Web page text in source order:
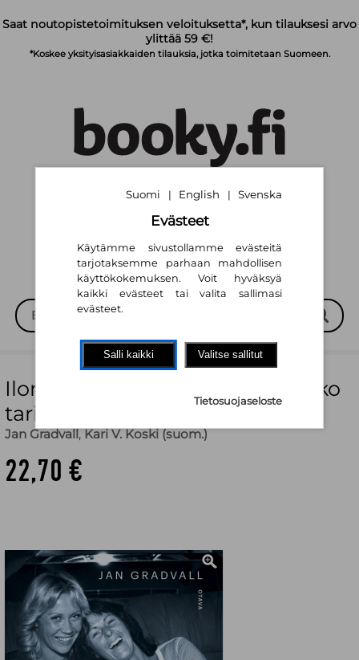
Saat noutopistetoimituksen veloituksetta*, kun tilauksesi arvo
ylittää 59 €!
*Koskee yksityisasiakkaiden tilauksia, jotka toimitetaan Suomeen.
Suomi | English | Svenska
Ilon ja surun säveliä : Abban koko
tarina
Jan Gradvall,Kari V. Koski (suom.)
22,70 €
Suomi | English | Svenska
Evästeet
Käytämme sivustollamme evästeitä
tarjotaksemme parhaan mahdollisen
käyttökokemuksen. Voit hyväksyä
kaikki evästeet tai valita sallimasi
evästeet.
Salli kaikki Valitse sallitut
Tietosuojaseloste